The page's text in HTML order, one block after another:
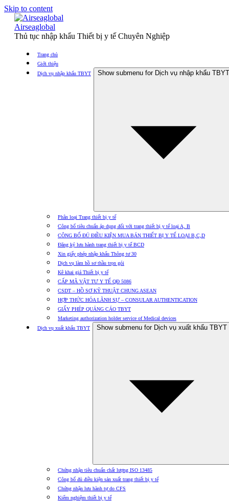
Skip to content
Airseaglobal
Thủ tục nhập khẩu Thiết bị y tế Chuyên Nghiệp
Trang chủ
Giới thiệu
Dịch vụ nhập khẩu TBYT
Show submenu for Dịch vụ nhập khẩu TBYT
Phân loại Trang thiết bị y tế
Công bố tiêu chuẩn áp dụng đối với trang thiết bị y tế loại A, B
CÔNG BỐ ĐỦ ĐIỀU KIỆN MUA BÁN THIẾT BỊ Y TẾ LOẠI B,C,D
Đăng ký lưu hành trang thiết bị y tế BCD
Xin giấy phép nhập khẩu Thông tư 30
Dịch vụ làm hồ sơ thầu trọn gói
Kê khai giá Thiết bị y tế
CẤP MÃ VẬT TƯ Y TẾ QĐ 5086
CSDT – HỒ SƠ KỸ THUẬT CHUNG ASEAN
HỢP THỨC HÓA LÃNH SỰ – CONSULAR AUTHENTICATION
GIẤY PHÉP QUẢNG CÁO TBYT
Marketing authorization holder service of Medical devices
Dịch vụ xuất khẩu TBYT
Show submenu for Dịch vụ xuất khẩu TBYT
Chứng nhận tiêu chuẩn chất lượng ISO 13485
Công bố đủ điều kiện sản xuất trang thiết bị y tế
Chứng nhận lưu hành tự do CFS
Kiểm nghiệm thiết bị y tế